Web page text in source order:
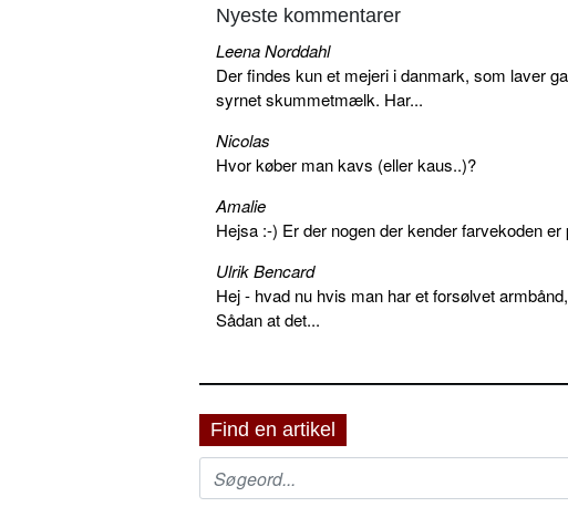
Nyeste kommentarer
Leena Norddahl
Der findes kun et mejeri i danmark, som laver
syrnet skummetmælk. Har...
Nicolas
Hvor køber man kavs (eller kaus..)?
Amalie
Hejsa :-) Er der nogen der kender farvekoden er
Ulrik Bencard
Hej - hvad nu hvis man har et forsølvet
Sådan at det...
Find en artikel